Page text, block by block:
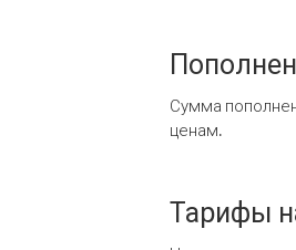
Сумма
ценам.
Тарифы